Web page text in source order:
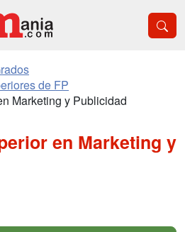
de FP
Marketing y Publicidad
en Marketing y